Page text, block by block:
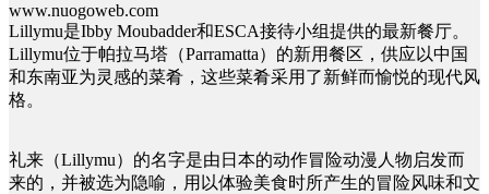
www.nuogoweb.com
Lillymu是Ibby Moubadder和ESCA接待小组提供的最新餐厅。
Lillymu位于帕拉马塔（Parramatta）的新用餐区，供应以中国
和东南亚为灵感的菜肴，这些菜肴采用了新鲜而愉悦的现代风
格。
礼来（Lillymu）的名字是由日本的动作冒险动漫人物启发而
来的，并被选为隐喻，用以体验美食时所产生的冒险风味和文